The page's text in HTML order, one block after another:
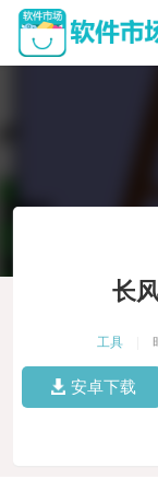
长
工具
安卓下载